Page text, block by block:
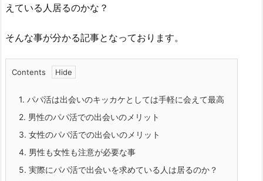
えている人居るのかな？
そんな事が分かる記事となっております。
Contents
1. パパ活は出会いのキッカケとしては手軽に会えて最高
2. 男性のパパ活での出会いのメリット
3. 女性のパパ活での出会いのメリット
4. 男性も女性も注意が必要な事
5. 実際にパパ活で出会いを求めている人は居るのか？